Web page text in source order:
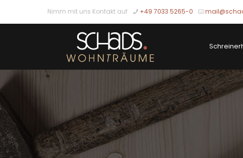
Nimm mit uns Kontakt auf +49 7033 5265-0